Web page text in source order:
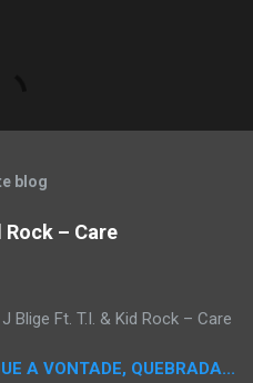
blog
Rock – Care
Blige Ft. T.I. & Kid Rock – Care
A VONTADE, QUEBRADA...